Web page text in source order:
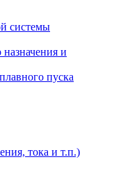
системы
назначения и
пуска
тока и т.п.)